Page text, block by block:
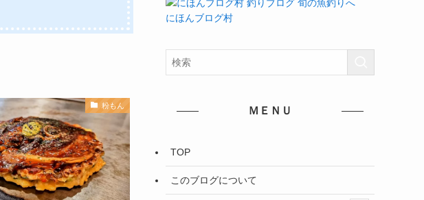
粉もん
にほんブログ村
ＭＥＮＵ
TOP
このブログについて